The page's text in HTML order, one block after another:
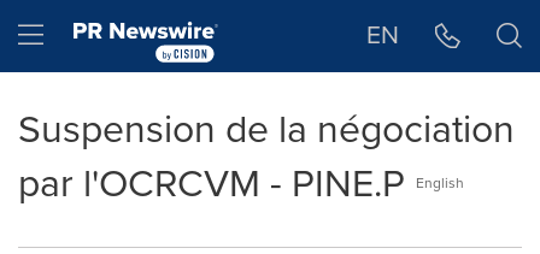
Hamburger menu EN
Suspension de la négociation
par l'OCRCVM - PINE.P
English